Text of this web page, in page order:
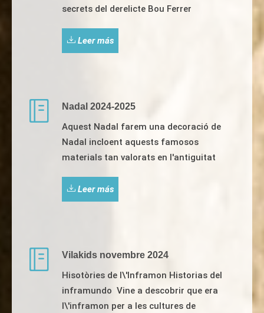
secrets del derelicte Bou Ferrer
Leer más
Nadal 2024-2025
Aquest Nadal farem una decoració de
Nadal incloent aquests famosos
materials tan valorats en l'antiguitat
Leer más
Vilakids novembre 2024
Hisotòries de l\'Inframon Historias del
inframundo Vine a descobrir que era
l\'inframon per a les cultures de